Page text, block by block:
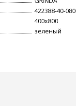
422388-40-080
400х800
зеленый